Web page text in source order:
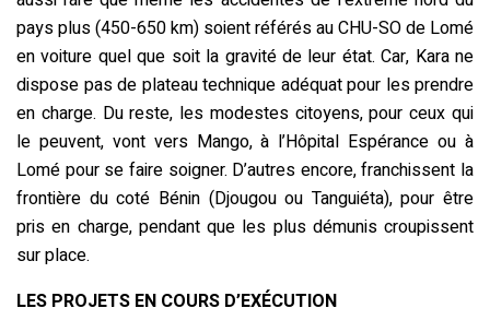
pays plus (450-650 km) soient référés au CHU-SO de Lomé
en voiture quel que soit la gravité de leur état. Car, Kara ne
dispose pas de plateau technique adéquat pour les prendre
en charge. Du reste, les modestes citoyens, pour ceux qui
le peuvent, vont vers Mango, à l’Hôpital Espérance ou à
Lomé pour se faire soigner. D’autres encore, franchissent la
frontière du coté Bénin (Djougou ou Tanguiéta), pour être
pris en charge, pendant que les plus démunis croupissent
sur place.
LES PROJETS EN COURS D’EXÉCUTION